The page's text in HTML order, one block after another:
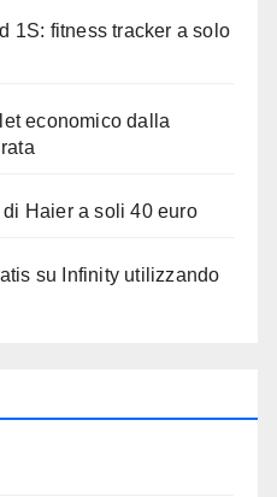
1S: fitness tracker a solo
economico dalla
di Haier a soli 40 euro
su Infinity utilizzando